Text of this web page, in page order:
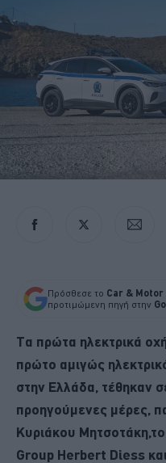
Πρόσθεσε το Car & Motor
προτιμώμενη πηγή στην
Τα πρώτα ηλεκτρικά
πρώτο αμιγώς
στην Ελλάδα, τέθηκαν
προηγούμενες μέρες,
Κυριάκου
Group Herbert Diess